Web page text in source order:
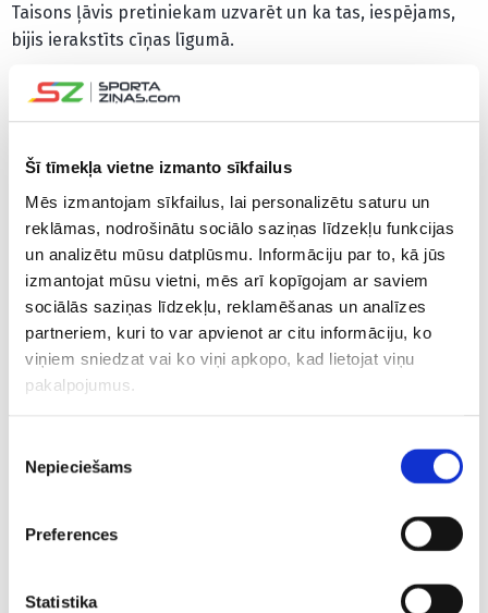
Šī tīmekļa vietne izmanto sīkfailus
Mēs izmantojam sīkfailus, lai personalizētu saturu un
reklāmas, nodrošinātu sociālo saziņas līdzekļu funkcijas
un analizētu mūsu datplūsmu. Informāciju par to, kā jūs
izmantojat mūsu vietni, mēs arī kopīgojam ar saviem
sociālās saziņas līdzekļu, reklamēšanas un analīzes
partneriem, kuri to var apvienot ar citu informāciju, ko
viņiem sniedzat vai ko viņi apkopo, kad lietojat viņu
pakalpojumus.
izvēle
Nepieciešams
Preferences
Statistika
Taisons ļāvis pretiniekam uzvarēt un ka tas, iespējams,
bijis ierakstīts cīņas līgumā.
Double broken jaw. Give me Canelo in 10 days.
— Jake Paul (@jakepaul)
Just got out of surgery. Everything went smooth.
Thanks for all the love. Lots of pain and stiffness.
Gotta eat liquids for 7 days
S/o to the amazing team at Miami University
hospital. Everyone was so gracious and caring.